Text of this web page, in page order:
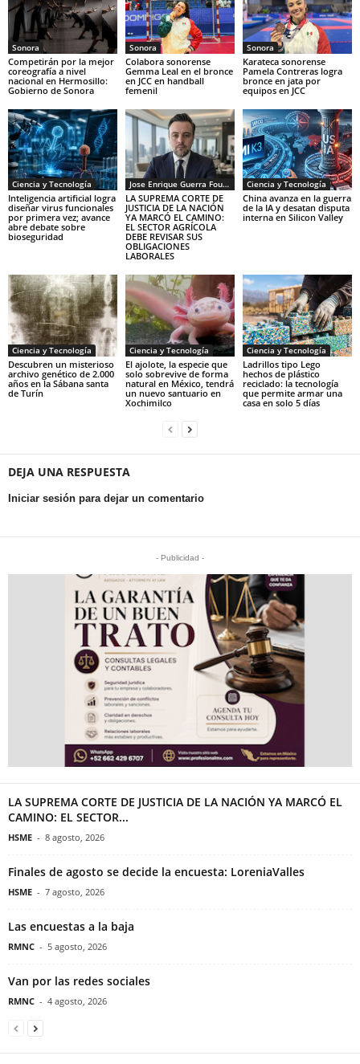
Sonora
Competirán por la mejor
coreografía a nivel
nacional en Hermosillo:
Gobierno de Sonora
Sonora
Colabora sonorense
Gemma Leal en el bronce
en JCC en handball
femenil
Sonora
Karateca sonorense
Pamela Contreras logra
bronce en jata por
equipos en JCC
Ciencia y Tecnología
Inteligencia artificial logra
diseñar virus funcionales
por primera vez; avance
abre debate sobre
bioseguridad
Jose Enrique Guerra Fourcade
LA SUPREMA CORTE DE
JUSTICIA DE LA NACIÓN
YA MARCÓ EL CAMINO:
EL SECTOR AGRÍCOLA
DEBE REVISAR SUS
OBLIGACIONES
LABORALES
Ciencia y Tecnología
China avanza en la guerra
de la IA y desatan disputa
interna en Silicon Valley
Ciencia y Tecnología
Descubren un misterioso
archivo genético de 2.000
años en la Sábana santa
de Turín
Ciencia y Tecnología
El ajolote, la especie que
solo sobrevive de forma
natural en México, tendrá
un nuevo santuario en
Xochimilco
Ciencia y Tecnología
Ladrillos tipo Lego
hechos de plástico
reciclado: la tecnología
que permite armar una
casa en solo 5 días
DEJA UNA RESPUESTA
Iniciar sesión para dejar un comentario
- Publicidad -
LA SUPREMA CORTE DE JUSTICIA DE LA NACIÓN YA MARCÓ EL
CAMINO: EL SECTOR...
HSME - 8 agosto, 2026
Finales de agosto se decide la encuesta: LoreniaValles
HSME - 7 agosto, 2026
Las encuestas a la baja
RMNC - 5 agosto, 2026
Van por las redes sociales
RMNC - 4 agosto, 2026